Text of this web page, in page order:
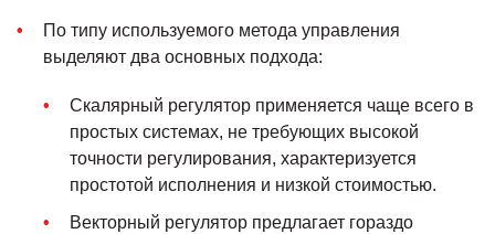
По типу используемого метода управления
выделяют два основных подхода:
Скалярный регулятор применяется чаще всего в
простых системах, не требующих высокой
точности регулирования, характеризуется
простотой исполнения и низкой стоимостью.
Векторный регулятор предлагает гораздо